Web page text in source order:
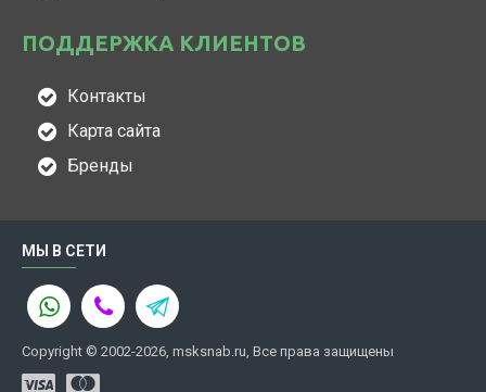
ПОДДЕРЖКА КЛИЕНТОВ
Контакты
Карта сайта
Бренды
МЫ В СЕТИ
Copyright © 2002-2026, msksnab.ru, Все права защищены